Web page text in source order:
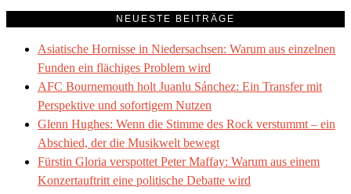
NEUESTE BEITRÄGE
Asiatische Hornisse in Niedersachsen: Warum aus einzelnen
Funden ein flächiges Problem wird
AFC Bournemouth holt Juanlu Sánchez: Ein Transfer mit
Perspektive und sofortigem Nutzen
Glenn Hughes: Wenn die Stimme des Rock verstummt – ein
Abschied, der die Musikwelt bewegt
Fürstin Gloria verspottet Peter Maffay: Warum aus einem
Konzertauftritt eine politische Debatte wird